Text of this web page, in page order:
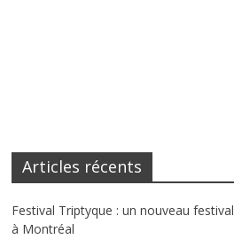
Articles récents
Festival Triptyque : un nouveau
à Montréal